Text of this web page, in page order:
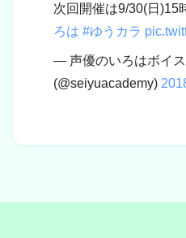
次回開催は9/30(日)15
ろは #ゆうカラ
— 声優のいろはボイ
(@seiyuacademy)